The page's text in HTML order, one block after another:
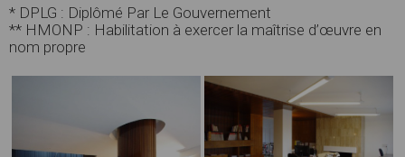
* DPLG : Diplômé Par Le Gouvernement
** HMONP : Habilitation à exercer la maîtrise d’œuvre en
nom propre